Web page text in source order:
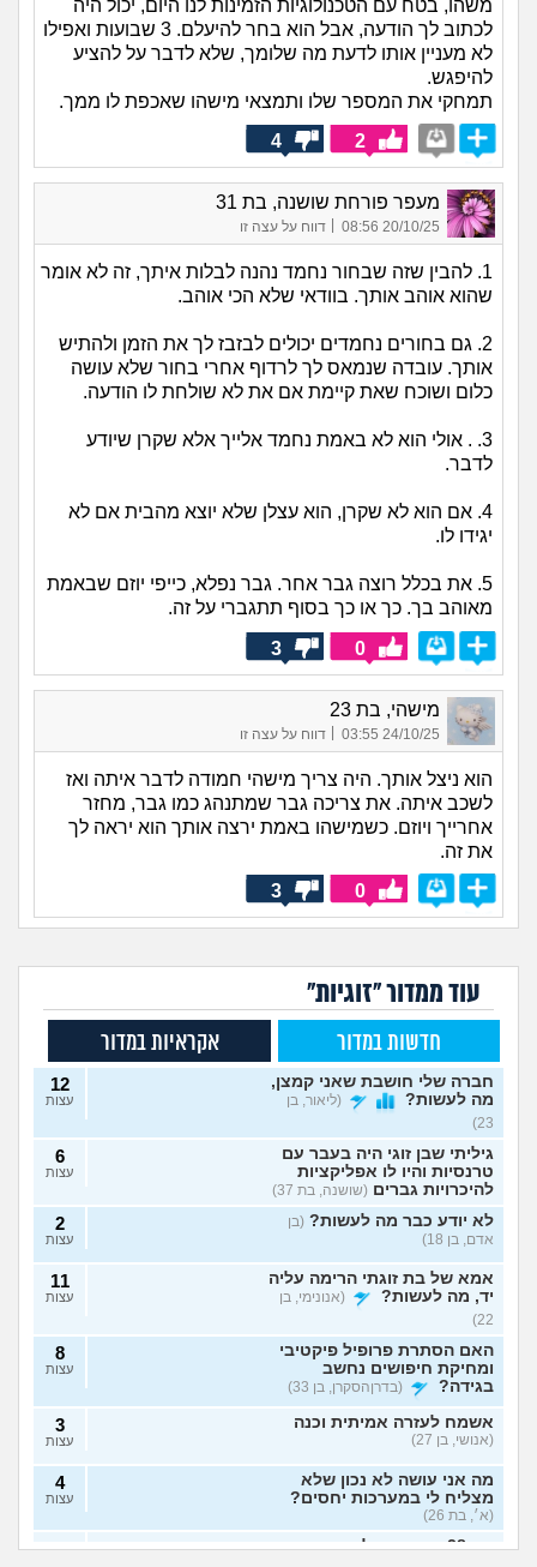
משהו, בטח עם הטכנולוגיות הזמינות לנו היום, יכול היה
לכתוב לך הודעה, אבל הוא בחר להיעלם. 3 שבועות ואפילו
לא מעניין אותו לדעת מה שלומך, שלא לדבר על להציע
להיפגש.
תמחקי את המספר שלו ותמצאי מישהו שאכפת לו ממך.
2
4
מעפר פורחת שושנה, בת 31
20/10/25 08:56 דווח על עצה זו
1. להבין שזה שבחור נחמד נהנה לבלות איתך, זה לא אומר
שהוא אוהב אותך. בוודאי שלא הכי אוהב.
2. גם בחורים נחמדים יכולים לבזבז לך את הזמן ולהתיש
אותך. עובדה שנמאס לך לרדוף אחרי בחור שלא עושה
כלום ושוכח שאת קיימת אם את לא שולחת לו הודעה.
3. . אולי הוא לא באמת נחמד אלייך אלא שקרן שיודע
לדבר.
4. אם הוא לא שקרן, הוא עצלן שלא יוצא מהבית אם לא
יגידו לו.
5. את בכלל רוצה גבר אחר. גבר נפלא, כייפי יוזם שבאמת
מאוהב בך. כך או כך בסוף תתגברי על זה.
0
3
מישהי, בת 23
24/10/25 03:55
| דווח על עצה זו
הוא ניצל אותך. היה צריך מישהי חמודה לדבר איתה ואז
לשכב איתה. את צריכה גבר שמתנהג כמו גבר, מחזר
אחרייך ויוזם. כשמישהו באמת ירצה אותך הוא יראה לך
את זה.
0
3
עוד ממדור "זוגיות"
חדשות במדור אקראיות במדור
חברה שלי חושבת שאני קמצן,
מה לעשות?
(ליאור, בן
23)
12
עצות
גיליתי שבן זוגי היה בעבר עם
טרנסיות והיו לו אפליקציות
להיכרויות גברים (שושנה, בת 37)
6
עצות
לא יודע כבר מה לעשות? (בן
אדם, בן 18)
2
עצות
אמא של בת זוגתי הרימה עליה
יד, מה לעשות?
(אנונימי, בן
22)
11
עצות
האם הסתרת פרופיל פיקטיבי
ומחיקת חיפושים נחשב
בגידה?
(בדרןהסקרן, בן 33)
8
עצות
אשמח לעזרה אמיתית וכנה
(אנושי, בן 27)
3
עצות
מה אני עושה לא נכון שלא
מצליח לי במערכות יחסים?
(א׳, בת 26)
4
עצות
בת 28 ואף פעם לא הייתי
6
אבא של בעלי מסתכל
האם להתגרש בשביל